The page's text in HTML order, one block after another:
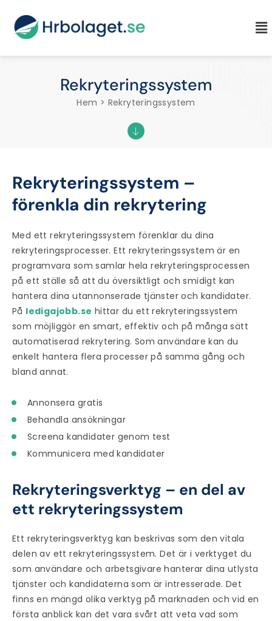
Rekryteringssystem
Hem > Rekryteringssystem
Rekryteringssystem –
förenkla din rekrytering
Med ettrekryteringssystem förenklar du dina
rekryteringsprocesser. Ett rekryteringssystem är en
programvara som samlar helarekryteringsprocessen
på ett ställe så att du översiktligt och smidigt kan
hantera dina utannonserade tjänster och kandidater.
På ledigajobb.se hittar du ettrekryteringssystem
som möjliggör en smart, effektiv och på många sätt
automatiserad rekrytering. Som användare kan du
enkelt hantera flera processer på samma gång och
bland annat.
Annonsera gratis
Behandla ansökningar
Screena kandidater genom test
Kommunicera med kandidater
Rekryteringsverktyg – en del av
ett rekryteringssystem
Ett rekryteringsverktyg kan beskrivas som den vitala
delen av ettrekryteringssystem. Det är i verktyget du
som användare och arbetsgivare hanterar dina utlysta
tjänster och kandidaterna som är intresserade. Det
finns en mängd olika verktyg på marknaden och vid en
första anblick kan det vara svårt att veta vad som